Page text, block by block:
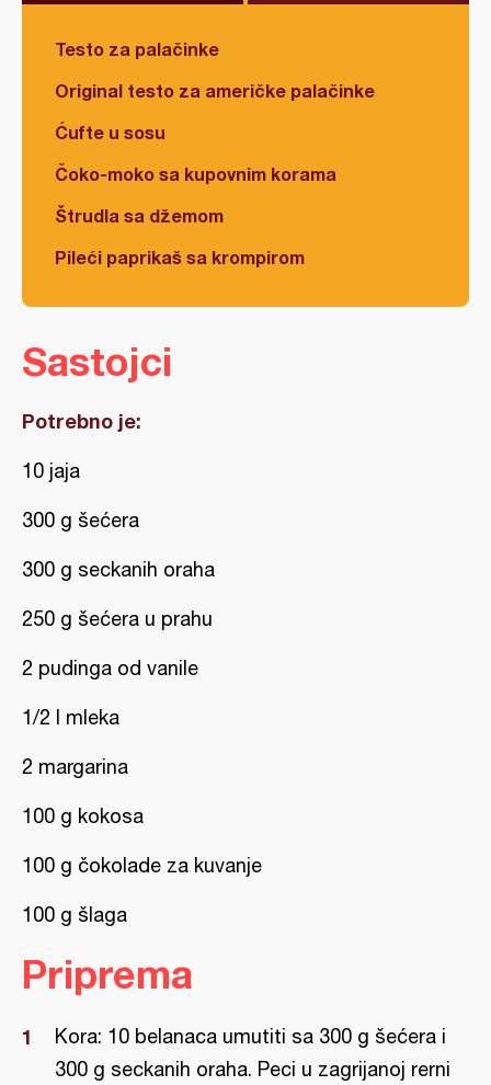
Testo za palačinke
Original testo za američke palačinke
Ćufte u sosu
Čoko-moko sa kupovnim korama
Štrudla sa džemom
Pileći paprikaš sa krompirom
Sastojci
Potrebno je:
10 jaja
300 g šećera
300 g seckanih oraha
250 g šećera u prahu
2 pudinga od vanile
1/2 l mleka
2 margarina
100 g kokosa
100 g čokolade za kuvanje
100 g šlaga
Priprema
Kora: 10 belanaca umutiti sa 300 g šećera i
300 g seckanih oraha. Peci u zagrijanoj rerni